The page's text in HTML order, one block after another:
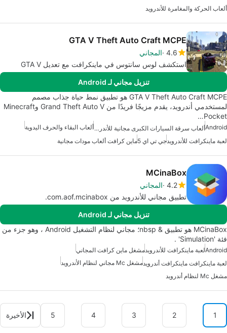
ألعاب الحركة والمغامرة للأندرويد
GTA V Theft Auto Craft MCPE
4.6 المجاني
استكشف لوس سانتوس في ماينكرافت مع تعديل GTA V
تنزيل مجاني لـ Android
GTA V Theft Auto Craft MCPE هو تطبيق نمط حياة جذاب مصمم
لمستخدمي أندرويد، يقدم مزيجًا فريدًا من Grand Theft Auto V وMinecraft
Pocket…
Android ألعاب سرقة السيارات الكبرى مجانية للأندرويدألعاب البقاء والحرف اليدوية
لعبة ماينكرافت للأندرويدجي تي اي 5 ماين كرافت ألعاب مودات مجانية
MCinaBox
4.2 المجاني
تطبيق مجاني للأندرويد من com.aof.mcinabox.
تنزيل مجاني لـ Android
MCinaBox هو تطبيق & nbsp؛ مجاني لنظام التشغيل Android ، وهو جزء من
فئة 'Simulation' .
Androidلعبة ماينكرافت للأندرويدمشغل ماين كرافت المجاني
لعبة ماينكرافت ماينكرافت أندرويدمشغل Mc مجاني لنظام الأندرويد
مشغل Mc لنظام أندرويد
1
2
3
4
5 الأخيرة